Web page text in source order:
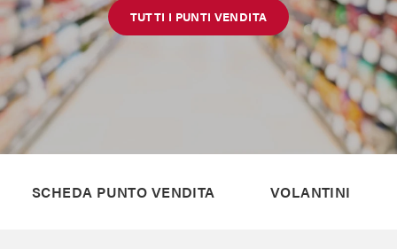
Carta Mizzica
Il Blog di MAX
Franchising
TUTTI I PUNTI VENDITA
SCHEDA PUNTO VENDITA VOLANTINI